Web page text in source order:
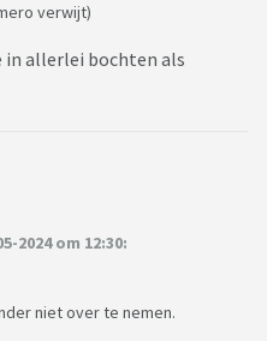
verwijt)
in allerlei bochten als
2024 om 12:30:
niet over te nemen.